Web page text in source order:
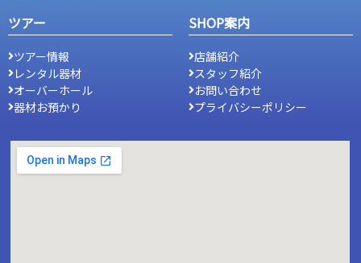
ツアー
ツアー情報
レンタル器材
オーバーホール
器材お預かり
SHOP案内
店舗紹介
スタッフ紹介
お問い合わせ
プライバシーポリシー